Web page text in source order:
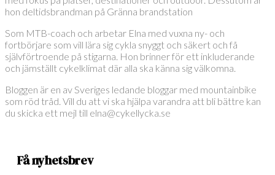
hon deltidsbrandman på Gränna brandstation
Som MTB-coach och arbetar Elna med vuxna ny- och
fortbörjare som vill lära sig cykla snyggt och säkert och få
självförtroende på stigarna. Hon brinner för ett inkluderande
och jämställt cykelklimat där alla ska känna sig välkomna.
Bloggen är en av Sveriges ledande bloggar med mountainbike
som röd tråd. Vill du att vi ska hjälpa varandra att bli bättre kan
du skicka ett mejl till elna@cykellycka.se
Få nyhetsbrev